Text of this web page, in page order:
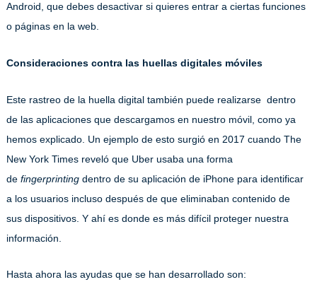
Android, que debes desactivar si quieres entrar a ciertas funciones
o páginas en la web.
Consideraciones contra las huellas digitales móviles
Este rastreo de la huella digital también puede realizarse dentro
de las aplicaciones que descargamos en nuestro móvil, como ya
hemos explicado. Un ejemplo de esto surgió en 2017 cuando The
New York Times reveló que Uber usaba una forma
de fingerprintingdentro de su aplicación de iPhone para identificar
a los usuarios incluso después de que eliminaban contenido de
sus dispositivos. Y ahí es donde es más difícil proteger nuestra
información.
Hasta ahora las ayudas que se han desarrollado son: